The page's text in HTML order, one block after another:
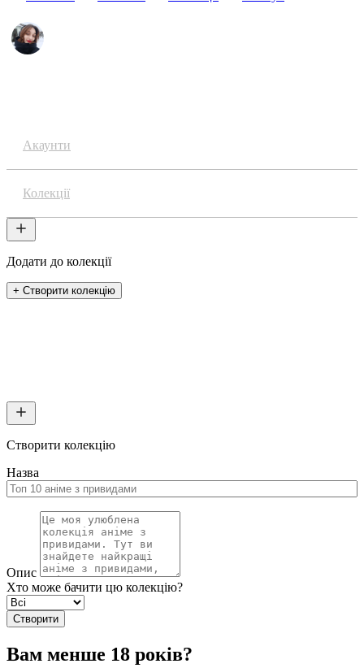
Акаунти
Колекції
Додати до колекції
+ Створити колекцію
Створити колекцію
Назва
Опис
Хто може бачити цю колекцію?
Створити
Вам менше 18 років?